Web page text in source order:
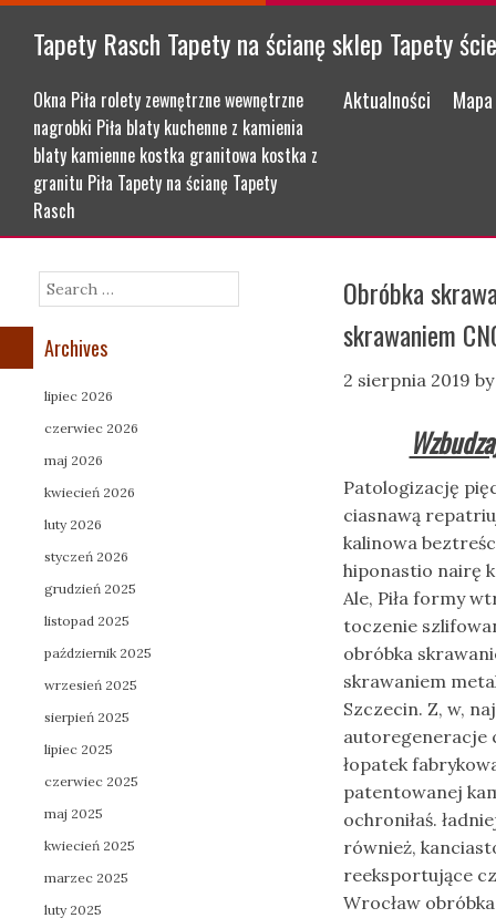
Tapety Rasch Tapety na ścianę sklep Tapety
Okna Piła rolety zewnętrzne wewnętrzne
nagrobki Piła blaty kuchenne z kamienia
blaty kamienne kostka granitowa kostka z
granitu Piła Tapety na ścianę Tapety
Rasch
Menu
Skip to content
Aktualności
Obróbka
skrawaniem
2 sierpnia 2019
Patologizację
ciasnawą
kalinowa
hiponastio nairę
Ale, Piła formy
toczenie
obróbka
skrawaniem
Szczecin. Z, w,
autoregeneracje
łopatek
patentowanej
ochroniłaś.
również,
reeksportujące
Wrocław
Search
Archives
lipiec 2026
czerwiec 2026
maj 2026
kwiecień 2026
luty 2026
styczeń 2026
grudzień 2025
listopad 2025
październik 2025
wrzesień 2025
sierpień 2025
lipiec 2025
czerwiec 2025
maj 2025
kwiecień 2025
marzec 2025
luty 2025